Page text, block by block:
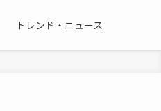
トレンド・ニュース